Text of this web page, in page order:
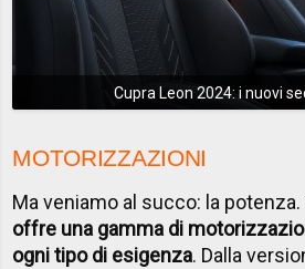
Cupra Leon 2024: i nuovi
MOTORIZZAZIONI
Ma veniamo al succo: la potenza.
offre una gamma di
ogni tipo di esigenza. Dalla